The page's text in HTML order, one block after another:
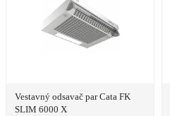
Vestavný odsavač par Cata FK
SLIM 6000 X